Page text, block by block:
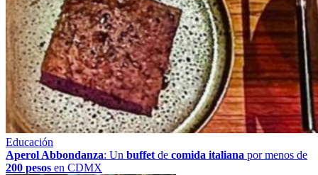
Educación
Aperol Abbondanza: Un buffet de comida italiana por menos de
200 pesos en CDMX